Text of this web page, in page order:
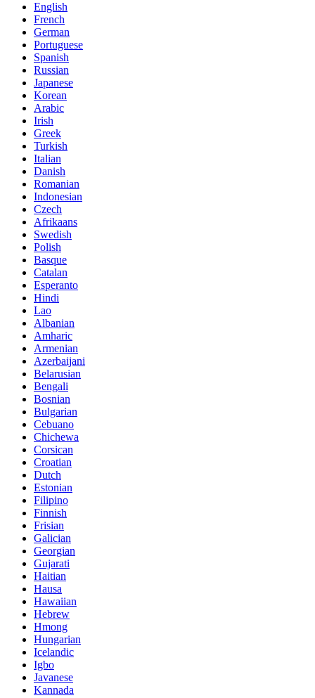
English
French
German
Portuguese
Spanish
Russian
Japanese
Korean
Arabic
Irish
Greek
Turkish
Italian
Danish
Romanian
Indonesian
Czech
Afrikaans
Swedish
Polish
Basque
Catalan
Esperanto
Hindi
Lao
Albanian
Amharic
Armenian
Azerbaijani
Belarusian
Bengali
Bosnian
Bulgarian
Cebuano
Chichewa
Corsican
Croatian
Dutch
Estonian
Filipino
Finnish
Frisian
Galician
Georgian
Gujarati
Haitian
Hausa
Hawaiian
Hebrew
Hmong
Hungarian
Icelandic
Igbo
Javanese
Kannada